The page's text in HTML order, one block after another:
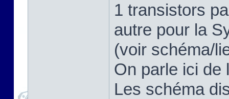
1 transistors
autre pour la
(voir schéma/
On parle ici de
Les schéma